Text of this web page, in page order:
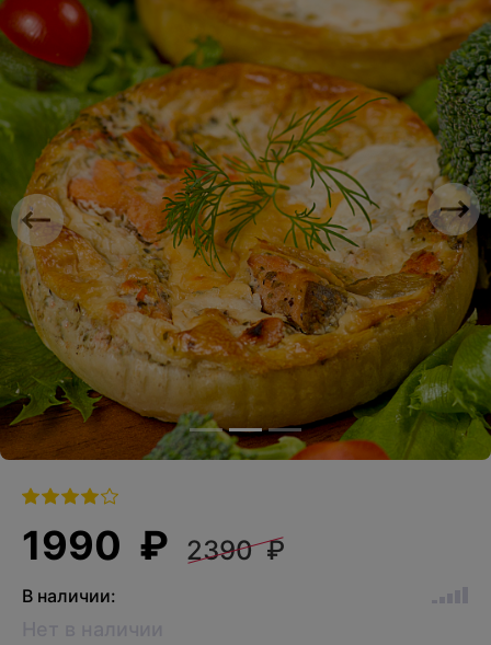
Previous Next
1990 ₽ 2390 ₽
В наличии: